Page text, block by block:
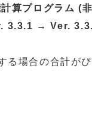
計算プログラム
3.3.1 → Ver.
場合の合計が